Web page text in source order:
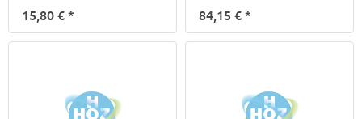
15,80 €* 84,15 €*